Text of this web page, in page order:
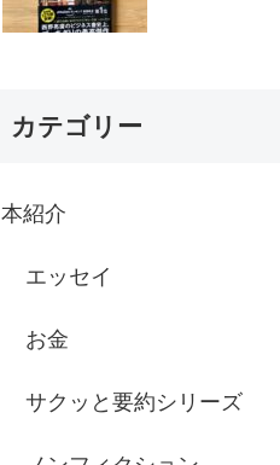
カテゴリー
本紹介
エッセイ
お金
サクッと要約シリーズ